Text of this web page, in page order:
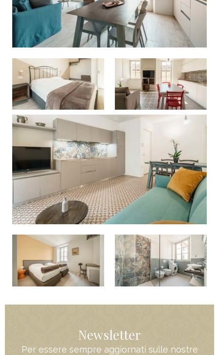
Newsletter
Per essere sempre aggiornati sulle nostre